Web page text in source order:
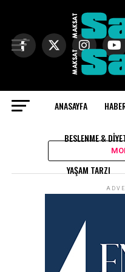
ANASAYFA
BESLENME &
YAŞAM TARZI
All posts
Exit